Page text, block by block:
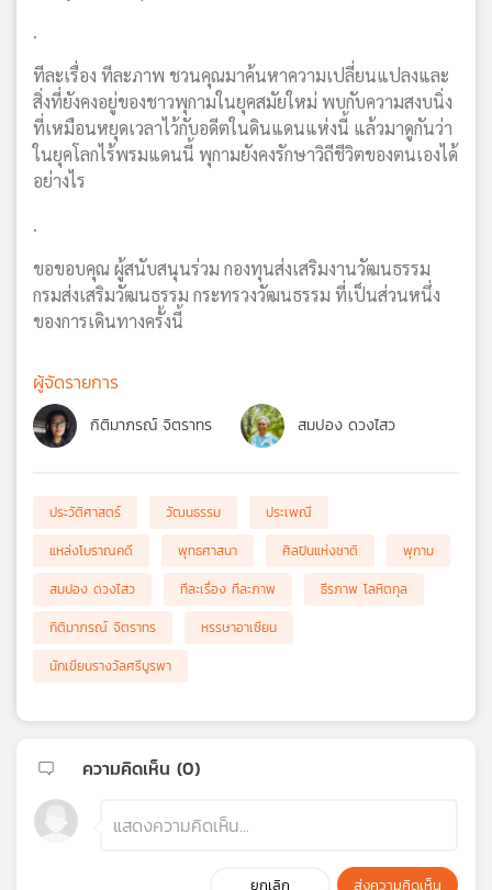
.
ทีละเรื่อง ทีละภาพ ชวนคุณมาค้นหาความเปลี่ยนแปลงและ
สิ่งที่ยังคงอยู่ของชาวพุกามในยุคสมัยใหม่ พบกับความสงบนิ่ง
ที่เหมือนหยุดเวลาไว้กับอดีตในดินแดนแห่งนี้ แล้วมาดูกันว่า
ในยุคโลกไร้พรมแดนนี้ พุกามยังคงรักษาวิถีชีวิตของตนเองได้
อย่างไร
.
ขอขอบคุณ ผู้สนับสนุนร่วม กองทุนส่งเสริมงานวัฒนธรรม
กรมส่งเสริมวัฒนธรรม กระทรวงวัฒนธรรม ที่เป็นส่วนหนึ่ง
ของการเดินทางครั้งนี้
ผู้จัดรายการ
กิติมาภรณ์ จิตราทร สมปอง ดวงไสว
ประวัติศาสตร์ วัฒนธรรม
ประเพณี
แหล่งโบราณคดี
พุทธศาสนา ศิลปินแห่งชาติ
พุกาม
สมปอง ดวงไสว
ทีละเรื่อง ทีละภาพ
ธีรภาพ โลหิตกุล
กิติมาภรณ์ จิตราทร
หรรษาอาเซียน
นักเขียนรางวัลศรีบูรพา
ความคิดเห็น (0)
ยกเลิก ส่งความคิดเห็น